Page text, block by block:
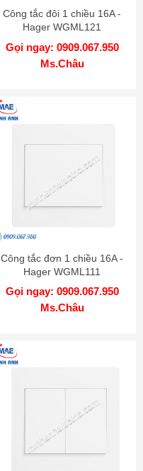
Công tắc đôi 1 chiều 16A -
Hager WGML121
Gọi ngay: 0909.067.950
Ms.Châu
Công tắc đơn 1 chiều 16A -
Hager WGML111
Gọi ngay: 0909.067.950
Ms.Châu